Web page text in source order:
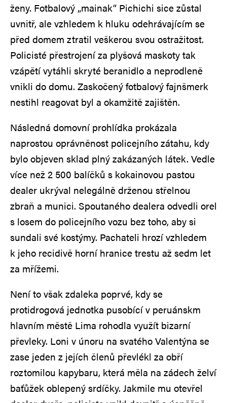
ženy. Fotbalový „mainak“ Pichichi sice zůstal
uvnitř, ale vzhledem k hluku odehrávajícím se
před domem ztratil veškerou svou ostražitost.
Policisté přestrojení za plyšová maskoty tak
vzápětí vytáhli skryté beranidlo a neprodleně
vnikli do domu. Zaskočený fotbalový fajnšmerk
nestihl reagovat byl a okamžitě zajištěn.
Následná domovní prohlídka prokázala
naprostou oprávněnost policejního zátahu, kdy
bylo objeven sklad plný zakázaných látek. Vedle
více než 2 500 balíčků s kokainovou pastou
dealer ukrýval nelegálně drženou střelnou
zbraň a munici. Spoutaného dealera odvedli orel
s losem do policejního vozu bez toho, aby si
sundali své kostýmy. Pachateli hrozí vzhledem
k jeho recidivě horní hranice trestu až sedm let
za mřížemi.
Není to však zdaleka poprvé, kdy se
protidrogová jednotka pusobící v peruánskm
hlavním městě Lima rohodla využít bizarní
převleky. Loni v únoru na svatého Valentýna se
zase jeden z jejích členů převlékl za obří
roztomilou kapybaru, která měla na zádech želví
baťůžek oblepený srdíčky. Jakmile mu otevřel